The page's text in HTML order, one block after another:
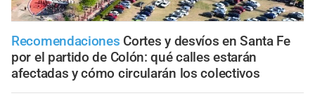
Recomendaciones Cortes y desvíos en Santa Fe
por el partido de Colón: qué calles estarán
afectadas y cómo circularán los colectivos